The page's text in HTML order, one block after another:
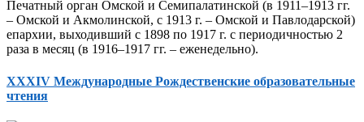
Печатный орган Омской и Семипалатинской (в 1911–1913 гг.
– Омской и Акмолинской, с 1913 г. – Омской и Павлодарской)
епархии, выходивший с 1898 по 1917 г. с периодичностью 2
раза в месяц (в 1916–1917 гг. – еженедельно).
XXXIV Международные Рождественские образовательные
чтения